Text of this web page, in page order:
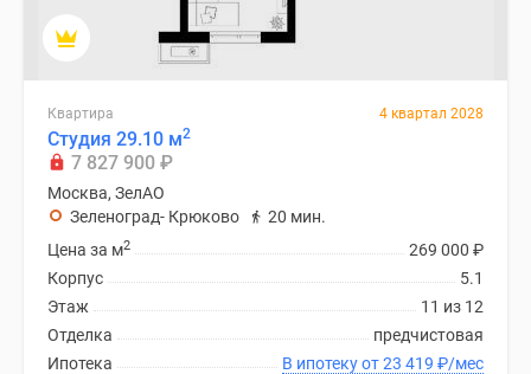
Квартира 4 квартал 2028
Студия 29.10 м2
7 827 900 ₽
Москва, ЗелАО
Зеленоград- Крюково
20 мин.
269 000 ₽
Цена за м2
5.1
Корпус
11 из 12
Этаж
предчистовая
Отделка
В ипотеку от 23 419 ₽/мес
Ипотека